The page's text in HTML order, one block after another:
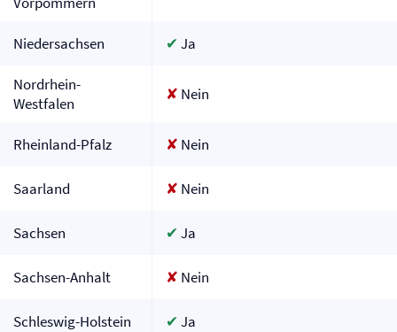
Niedersachsen ✔Ja
Nordrhein-
Westfalen
✘ Nein
Rheinland-Pfalz ✘ Nein
Saarland ✘ Nein
Sachsen ✔Ja
Sachsen-Anhalt ✘ Nein
Schleswig-Holstein ✔Ja